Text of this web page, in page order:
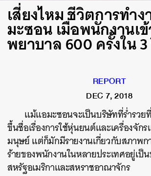
เสี่ยงไหม ชีวิตการทำ
มะซอน เมื่อพนักงานเข้
พยาบาล 600 ครั้งใน
REPORT
DEC 7, 2018
แม้แอมะซอนจะเป็นบริษัทที่ร่ำรวย
ขึ้นชื่อเรื่องการใช้หุ่นยนต์และเครื่องจัก
มนุษย์ แต่ก็มักมีรายงานเกี่ยวกับสภาพก
ร้ายของพนักงานในหลายประเทศอยู่เป็
สหรัฐอเมริกาและสหราชอาณาจักร